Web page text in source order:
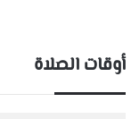
أوقات الصلاة